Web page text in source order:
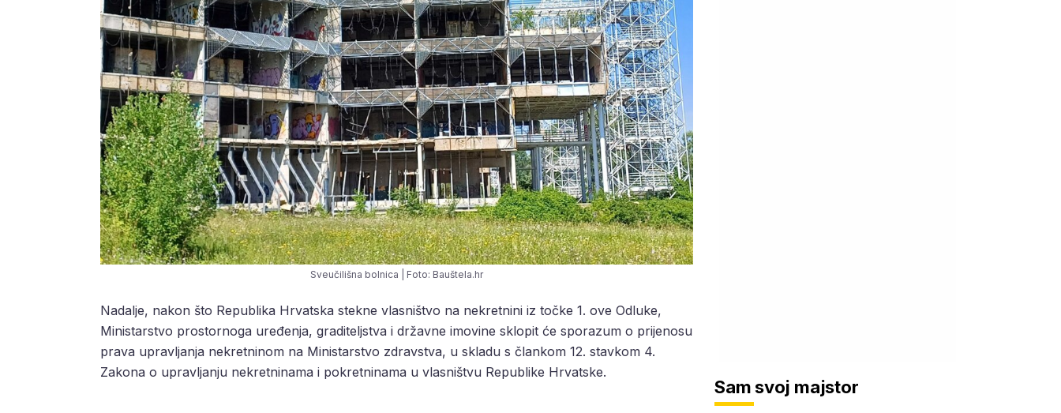
Sveučilišna bolnica | Foto: Bauštela.hr
Nadalje, nakon što Republika Hrvatska stekne vlasništvo na nekretnini iz točke 1. ove Odluke,
Ministarstvo prostornoga uređenja, graditeljstva i državne imovine sklopit će sporazum o prijenosu
prava upravljanja nekretninom na Ministarstvo zdravstva, u skladu s člankom 12. stavkom 4.
Zakona o upravljanju nekretninama i pokretninama u vlasništvu Republike Hrvatske.
Sam svoj majstor